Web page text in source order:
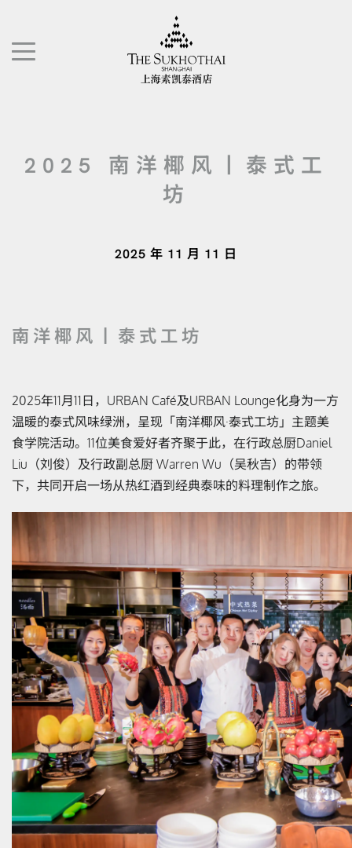
上海素凯泰酒店
切换导航"
2025 南洋椰风丨泰式工
坊
2025 年 11 月 11 日
南洋椰风丨泰式工坊
2025年11月11日， URBAN Café及URBAN Lounge化身为一方
温暖的泰式风味绿洲，呈现「南洋椰风·泰式工坊」主题美
食学院活动。 11位美食爱好者齐聚于此，在行政总厨Daniel
Liu （刘俊）及行政副总厨 Warren Wu （吴秋吉）的带领
下，共同开启一场从热红酒到经典泰味的料理制作之旅。